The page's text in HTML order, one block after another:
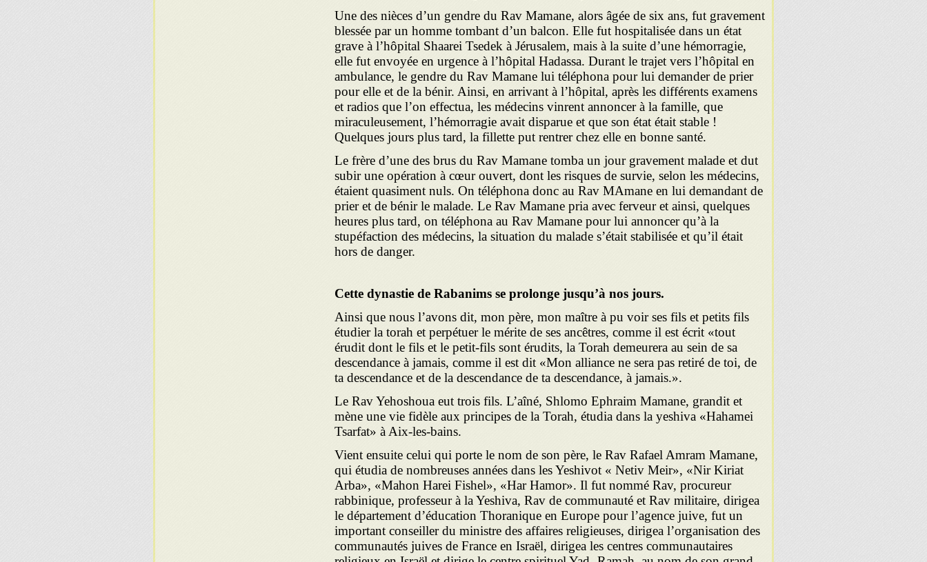
Une des nièces d’un gendre du Rav Mamane, alors âgée de six ans, fut gravement
blessée par un homme tombant d’un balcon. Elle fut hospitalisée dans un état
grave à l’hôpital Shaarei Tsedek à Jérusalem, mais à la suite d’une hémorragie,
elle fut envoyée en urgence à l’hôpital Hadassa. Durant le trajet vers l’hôpital en
ambulance, le gendre du Rav Mamane lui téléphona pour lui demander de prier
pour elle et de la bénir. Ainsi, en arrivant à l’hôpital, après les différents examens
et radios que l’on effectua, les médecins vinrent annoncer à la famille, que
miraculeusement, l’hémorragie avait disparue et que son état était stable !
Quelques jours plus tard, la fillette put rentrer chez elle en bonne santé.
Le frère d’une des brus du Rav Mamane tomba un jour gravement malade et dut
subir une opération à cœur ouvert, dont les risques de survie, selon les médecins,
étaient quasiment nuls. On téléphona donc au Rav MAmane en lui demandant de
prier et de bénir le malade. Le Rav Mamane pria avec ferveur et ainsi, quelques
heures plus tard, on téléphona au Rav Mamane pour lui annoncer qu’à la
stupéfaction des médecins, la situation du malade s’était stabilisée et qu’il était
hors de danger.
Cette dynastie de Rabanims se prolonge jusqu’à nos jours.
Ainsi que nous l’avons dit, mon père, mon maître à pu voir ses fils et petits fils
étudier la torah et perpétuer le mérite de ses ancêtres, comme il est écrit «tout
érudit dont le fils et le petit-fils sont érudits, la Torah demeurera au sein de sa
descendance à jamais, comme il est dit «Mon alliance ne sera pas retiré de toi, de
ta descendance et de la descendance de ta descendance, à jamais.».
Le Rav Yehoshoua eut trois fils. L’aîné, Shlomo Ephraim Mamane, grandit et
mène une vie fidèle aux principes de la Torah, étudia dans la yeshiva «Hahamei
Tsarfat» à Aix-les-bains.
Vient ensuite celui qui porte le nom de son père, le Rav Rafael Amram Mamane,
qui étudia de nombreuses années dans les Yeshivot « Netiv Meir», «Nir Kiriat
Arba», «Mahon Harei Fishel», «Har Hamor». Il fut nommé Rav, procureur
rabbinique, professeur à la Yeshiva, Rav de communauté et Rav militaire, dirigea
le département d’éducation Thoranique en Europe pour l’agence juive, fut un
important conseiller du ministre des affaires religieuses, dirigea l’organisation des
communautés juives de France en Israël, dirigea les centres communautaires